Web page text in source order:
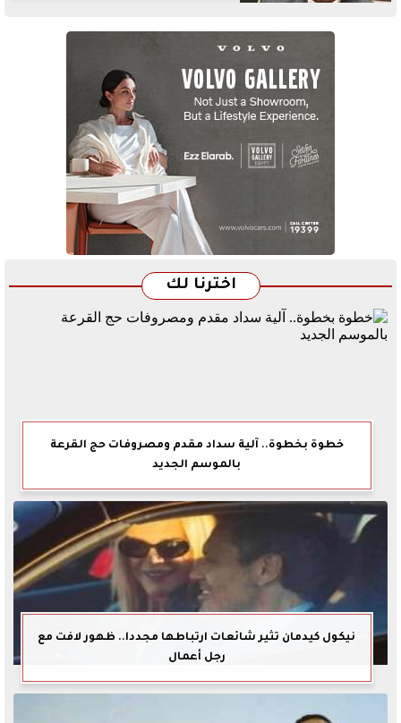
اخترنا لك
خطوة بخطوة.. آلية سداد مقدم ومصروفات حج القرعة
بالموسم الجديد
نيكول كيدمان تثير شائعات ارتباطها مجددا.. ظهور لافت مع
رجل أعمال